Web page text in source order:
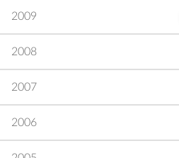
2009
2008
2007
2006